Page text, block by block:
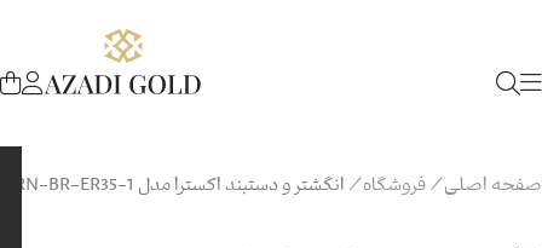
صفحه اصلی/فروشگاه/ انگشتر و دستبند اکسترا مدل RN-BR-ER35-1